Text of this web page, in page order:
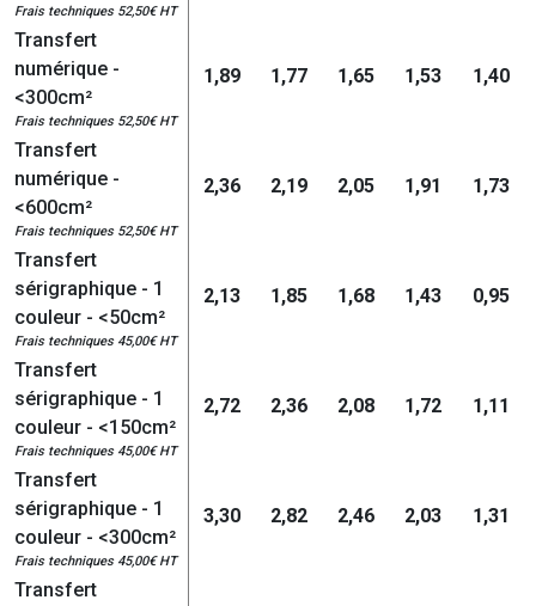
Frais techniques 52,50€ HT
Transfert
numérique -
<300cm²
Frais techniques 52,50€ HT
1,89 1,77 1,65 1,53 1,40
Transfert
numérique -
<600cm²
Frais techniques 52,50€ HT
2,36 2,19 2,05 1,91 1,73
Transfert
sérigraphique - 1
couleur - <50cm²
Frais techniques 45,00€ HT
2,13 1,85 1,68 1,43 0,95
Transfert
sérigraphique - 1
couleur - <150cm²
Frais techniques 45,00€ HT
2,72 2,36 2,08 1,72 1,11
Transfert
sérigraphique - 1
couleur - <300cm²
Frais techniques 45,00€ HT
3,30 2,82 2,46 2,03 1,31
Transfert